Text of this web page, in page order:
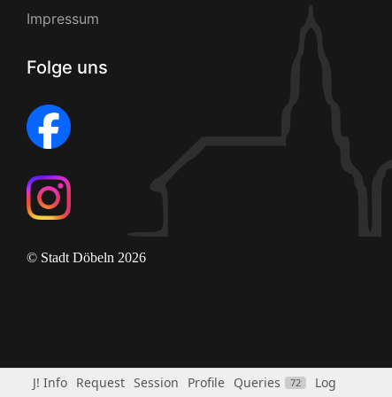
Impressum
Folge uns
© Stadt Döbeln 2026
J! Info Request Session Profile Queries 72 Log